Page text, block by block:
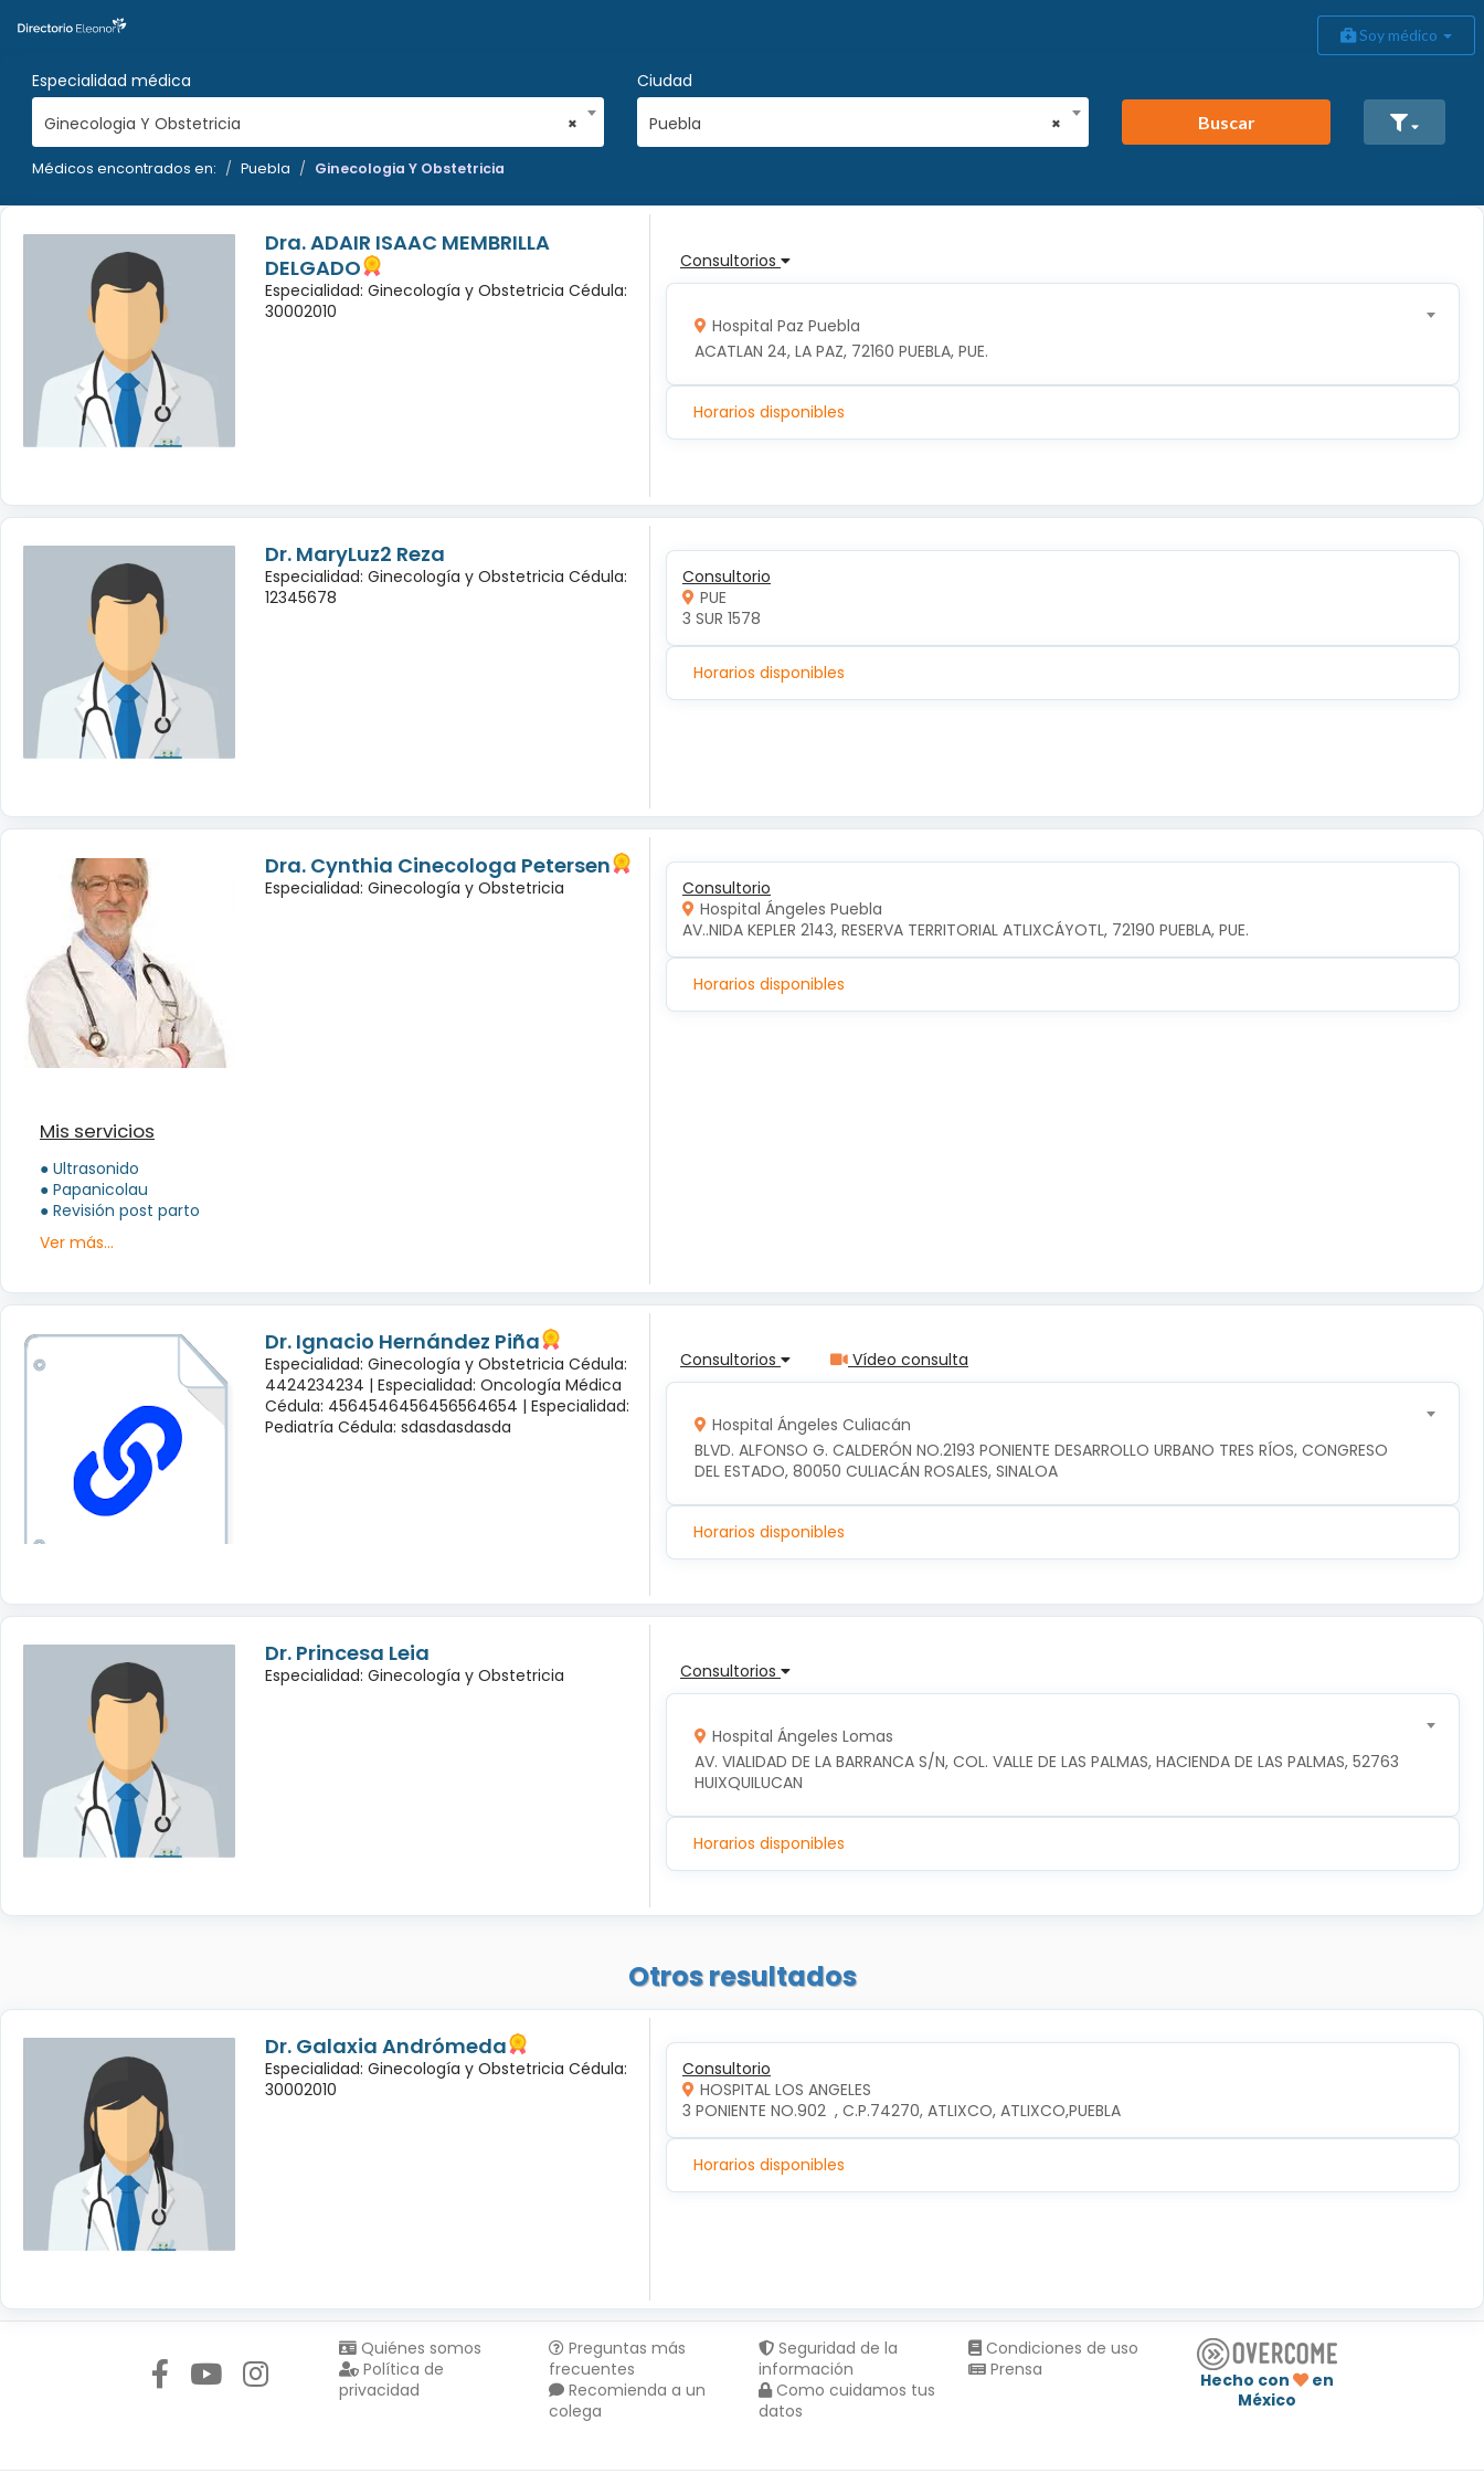
Soy médico
Especialidad médica
×
Ginecologia Y Obstetricia
Ciudad
×
Puebla Buscar
Médicos encontrados en: Puebla Ginecologia Y Obstetricia
Dra. ADAIR ISAAC MEMBRILLA
DELGADO
Especialidad: Ginecología y Obstetricia Cédula:
30002010
Consultorios
Hospital Paz Puebla
ACATLAN 24, LA PAZ, 72160 PUEBLA, PUE.
Horarios disponibles
Dr. MaryLuz2 Reza
Especialidad: Ginecología y Obstetricia Cédula:
12345678
Consultorio
PUE
3 SUR 1578
Horarios disponibles
Dra. Cynthia Cinecologa Petersen
Especialidad: Ginecología y Obstetricia
Mis servicios
● Ultrasonido
● Papanicolau
● Revisión post parto
Ver más...
Consultorio
Hospital Ángeles Puebla
AV..NIDA KEPLER 2143, RESERVA TERRITORIAL ATLIXCÁYOTL, 72190 PUEBLA, PUE.
Horarios disponibles
Dr. Ignacio Hernández Piña
Especialidad: Ginecología y Obstetricia Cédula:
4424234234 | Especialidad: Oncología Médica
Cédula: 4564546456456564654 | Especialidad:
Pediatría Cédula: sdasdasdasda
Consultorios Vídeo consulta
Hospital Ángeles Culiacán
BLVD. ALFONSO G. CALDERÓN NO.2193 PONIENTE DESARROLLO URBANO TRES RÍOS, CONGRESO
DEL ESTADO, 80050 CULIACÁN ROSALES, SINALOA
Horarios disponibles
Dr. Princesa Leia
Especialidad: Ginecología y Obstetricia Consultorios
Hospital Ángeles Lomas
AV. VIALIDAD DE LA BARRANCA S/N, COL. VALLE DE LAS PALMAS, HACIENDA DE LAS PALMAS, 52763
HUIXQUILUCAN
Horarios disponibles
Otros resultados
Dr. Galaxia Andrómeda
Especialidad: Ginecología y Obstetricia Cédula:
30002010
Consultorio
HOSPITAL LOS ANGELES
3 PONIENTE NO.902  , C.P.74270, ATLIXCO, ATLIXCO,PUEBLA
Horarios disponibles
Quiénes somos
Política de
privacidad
Preguntas más
frecuentes
Recomienda a un
colega
Seguridad de la
información
Como cuidamos tus
datos
Condiciones de uso
Prensa
Hecho con
en
México